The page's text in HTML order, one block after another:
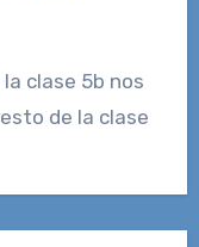
la clase 5b nos
de la clase